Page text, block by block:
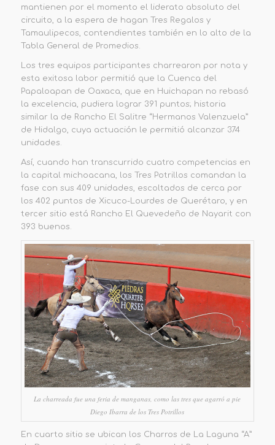
mantienen por el momento el liderato absoluto del
circuito, a la espera de hagan Tres Regalos y
Tamaulipecos, contendientes también en lo alto de la
Tabla General de Promedios.
Los tres equipos participantes charrearon por nota y
esta exitosa labor permitió que la Cuenca del
Papaloapan de Oaxaca, que en Huichapan no rebasó
la excelencia, pudiera lograr 391 puntos; historia
similar la de Rancho El Salitre “Hermanos Valenzuela”
de Hidalgo, cuya actuación le permitió alcanzar 374
unidades.
Así, cuando han transcurrido cuatro competencias en
la capital michoacana, los Tres Potrillos comandan la
fase con sus 409 unidades, escoltados de cerca por
los 402 puntos de Xicuco-Lourdes de Querétaro, y en
tercer sitio está Rancho El Quevedeño de Nayarit con
393 buenos.
La charreada fue una feria de manganas, como las tres que agarró a pie
Diego Ibarra de los Tres Potrillos
En cuarto sitio se ubican los Charros de La Laguna “A”